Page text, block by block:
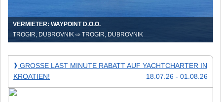
VERMIETER: WAYPOINT D.O.O.
TROGIR, DUBROVNIK ⇨ TROGIR, DUBROVNIK
Last
Minute
Rabatt
auf
❱ GROSSE LAST MINUTE RABATT AUF YACHTCHARTER IN K
ROATIEN!
18.07.26 - 01.08.26